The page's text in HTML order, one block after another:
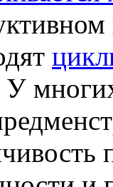
У